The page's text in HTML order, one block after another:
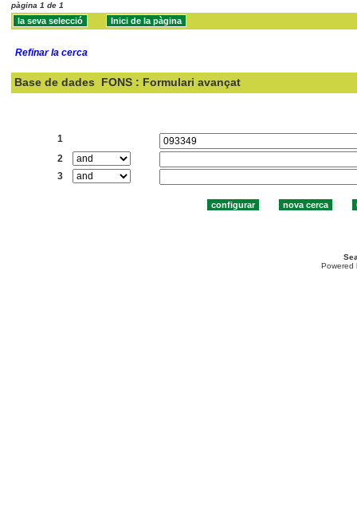
pàgina 1 de 1
Refinar la cerca
Base de dades FONS : Formulari avançat
1
2
3